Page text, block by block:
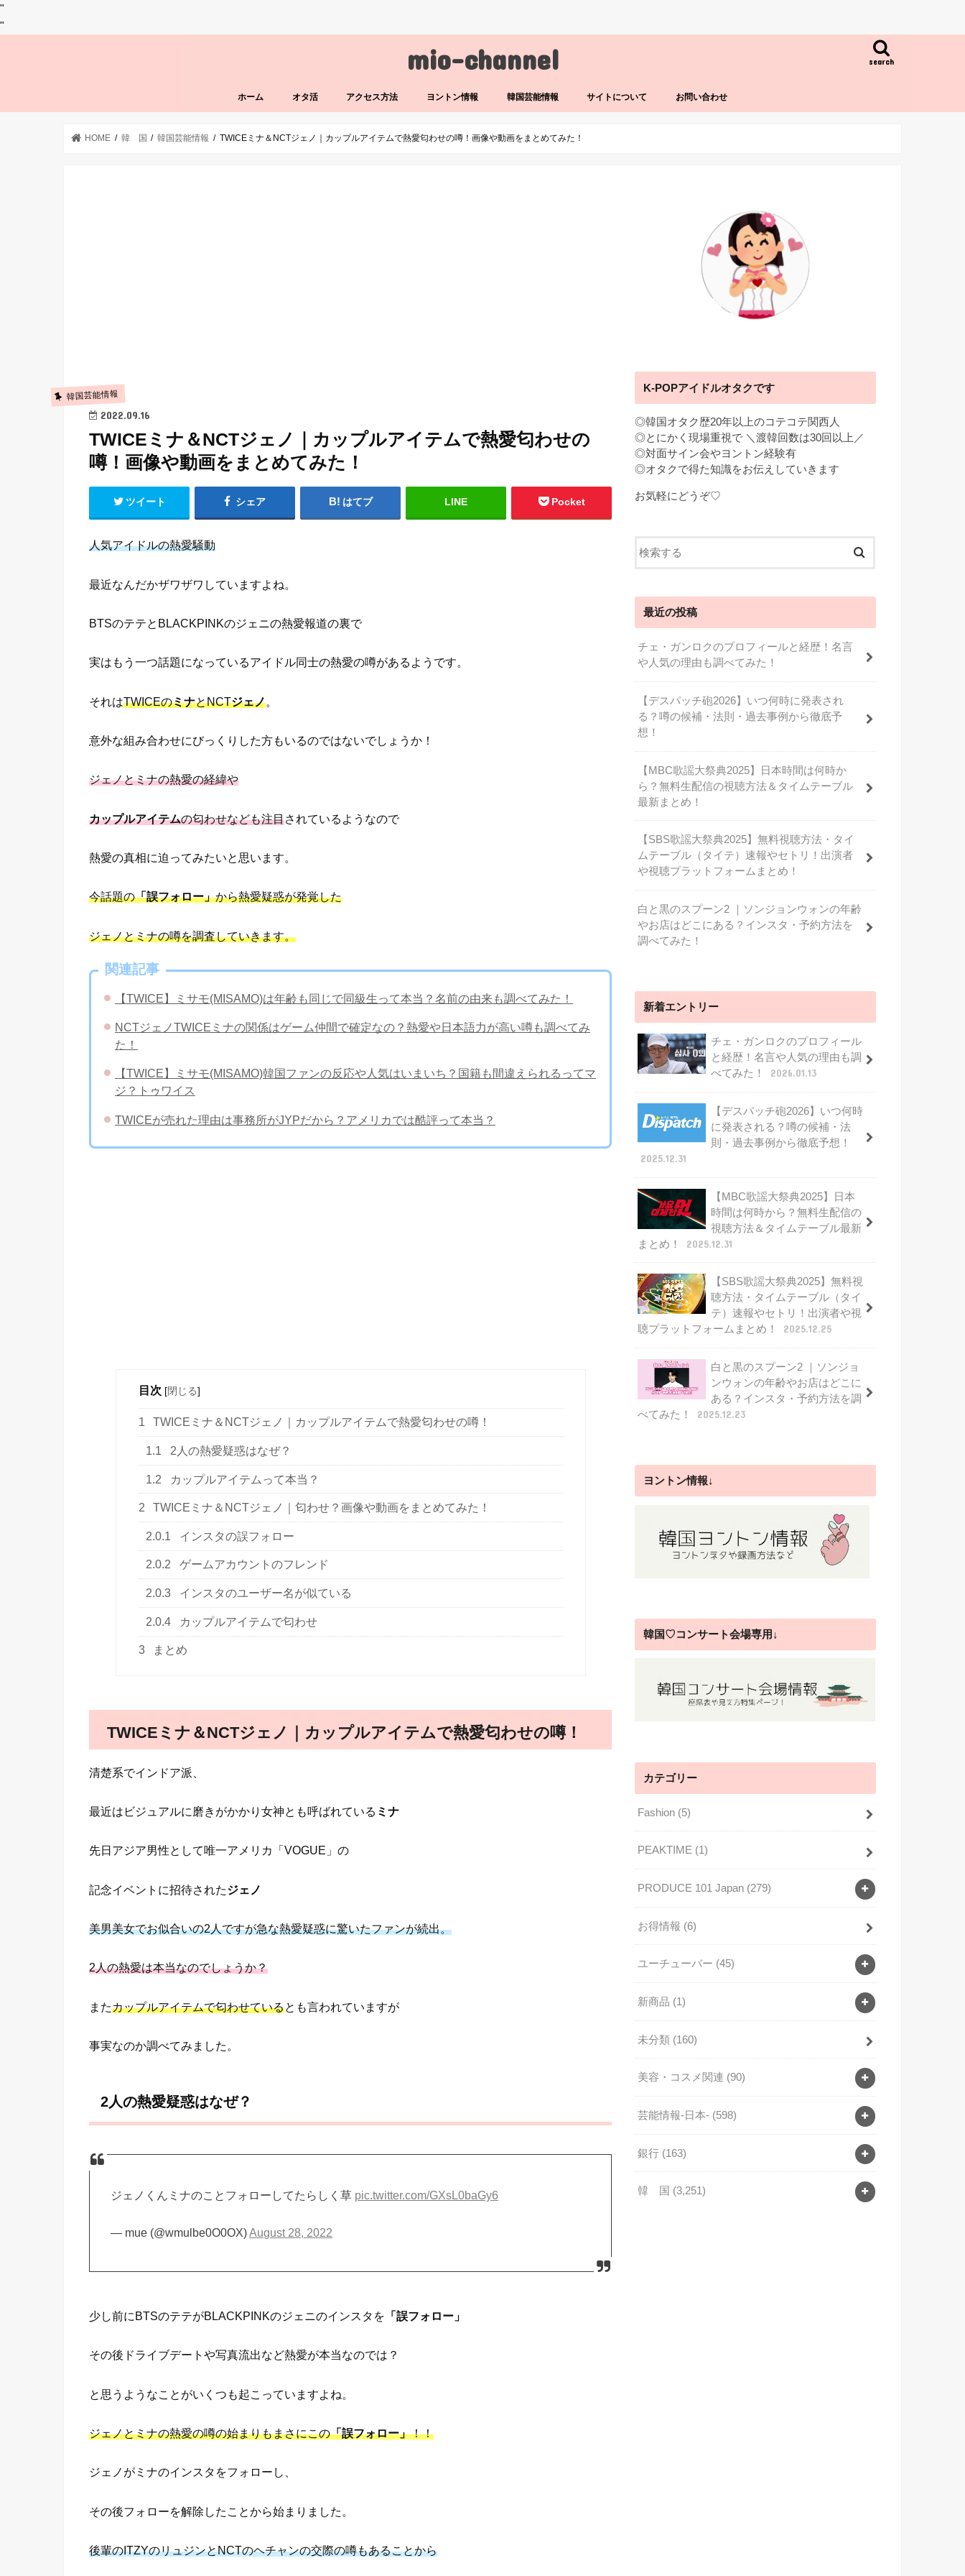
"
"
mio-channel search
ホーム オタ活 アクセス方法 ヨントン情報 韓国芸能情報 サイトについて お問い合わせ
HOME 韓 国 韓国芸能情報 TWICEミナ＆NCTジェノ｜カップルアイテムで熱愛匂わせの噂！画像や動画をまとめてみた！
韓国芸能情報
2022.09.16
TWICEミナ＆NCTジェノ｜カップルアイテムで熱愛匂わせの
噂！画像や動画をまとめてみた！
ツイート シェア はてブ LINE Pocket
人気アイドルの熱愛騒動
最近なんだかザワザワしていますよね。
BTSのテテとBLACKPINKのジェニの熱愛報道の裏で
実はもう一つ話題になっているアイドル同士の熱愛の噂があるようです。
それはTWICEのミナとNCTジェノ。
意外な組み合わせにびっくりした方もいるのではないでしょうか！
ジェノとミナの熱愛の経緯や
カップルアイテムの匂わせなども注目されているようなので
熱愛の真相に迫ってみたいと思います。
今話題の「誤フォロー」から熱愛疑惑が発覚した
ジェノとミナの噂を調査していきます。
関連記事
【TWICE】ミサモ(MISAMO)は年齢も同じで同級生って本当？名前の由来も調べてみた！
NCTジェノTWICEミナの関係はゲーム仲間で確定なの？熱愛や日本語力が高い噂も調べてみ
た！
【TWICE】ミサモ(MISAMO)韓国ファンの反応や人気はいまいち？国籍も間違えられるってマ
ジ？トゥワイス
TWICEが売れた理由は事務所がJYPだから？アメリカでは酷評って本当？
目次 [閉じる]
1 TWICEミナ＆NCTジェノ｜カップルアイテムで熱愛匂わせの噂！
1.1 2人の熱愛疑惑はなぜ？
1.2 カップルアイテムって本当？
2 TWICEミナ＆NCTジェノ｜匂わせ？画像や動画をまとめてみた！
2.0.1 インスタの誤フォロー
2.0.2 ゲームアカウントのフレンド
2.0.3 インスタのユーザー名が似ている
2.0.4 カップルアイテムで匂わせ
3 まとめ
TWICEミナ＆NCTジェノ｜カップルアイテムで熱愛匂わせの噂！
清楚系でインドア派、
最近はビジュアルに磨きがかかり女神とも呼ばれている ミナ
先日アジア男性として唯一アメリカ「VOGUE」の
記念イベントに招待されたジェノ
美男美女でお似合いの2人ですが急な熱愛疑惑に驚いたファンが続出。
2人の熱愛は本当なのでしょうか？
またカップルアイテムで匂わせているとも言われていますが
事実なのか調べてみました。
2人の熱愛疑惑はなぜ？
ジェノくんミナのことフォローしてたらしく草 pic.twitter.com/GXsL0baGy6
— mue (@wmulbe0O0OX)August 28, 2022
少し前にBTSのテテがBLACKPINKのジェニのインスタを 「誤フォロー」
その後ドライブデートや写真流出など熱愛が本当なのでは？
と思うようなことがいくつも起こっていますよね。
ジェノとミナの熱愛の噂の始まりもまさにこの「誤フォロー」！！
ジェノがミナのインスタをフォローし、
その後フォローを解除したことから始まりました。
後輩のITZYのリュジンとNCTのヘチャンの交際の噂もあることから
K-POPアイドルオタクです
◎韓国オタク歴20年以上のコテコテ関西人
◎とにかく現場重視で ＼渡韓回数は30回以上／
◎対面サイン会やヨントン経験有
◎オタクで得た知識をお伝えしていきます
お気軽にどうぞ♡
最近の投稿
チェ・ガンロクのプロフィールと経歴！名言
や人気の理由も調べてみた！
【デスパッチ砲2026】いつ何時に発表され
る？噂の候補・法則・過去事例から徹底予
想！
【MBC歌謡大祭典2025】日本時間は何時か
ら？無料生配信の視聴方法＆タイムテーブル
最新まとめ！
【SBS歌謡大祭典2025】無料視聴方法・タイ
ムテーブル（タイテ）速報やセトリ！出演者
や視聴プラットフォームまとめ！
白と黒のスプーン2 ｜ソンジョンウォンの年齢
やお店はどこにある？インスタ・予約方法を
調べてみた！
新着エントリー
チェ・ガンロクのプロフィール
と経歴！名言や人気の理由も調
べてみた！
2026.01.13
【デスパッチ砲2026】いつ何時
に発表される？噂の候補・法
則・過去事例から徹底予想！
2025.12.31
【MBC歌謡大祭典2025】日本
時間は何時から？無料生配信の
視聴方法＆タイムテーブル最新
まとめ！
2025.12.31
【SBS歌謡大祭典2025】無料視
聴方法・タイムテーブル（タイ
テ）速報やセトリ！出演者や視
聴プラットフォームまとめ！
2025.12.25
白と黒のスプーン2 ｜ソンジョ
ンウォンの年齢やお店はどこに
ある？インスタ・予約方法を調
べてみた！
2025.12.23
ヨントン情報↓
韓国♡コンサート会場専用↓
カテゴリー
Fashion (5)
PEAKTIME (1)
PRODUCE 101 Japan (279)
お得情報 (6)
ユーチューバー (45)
新商品 (1)
未分類 (160)
美容・コスメ関連 (90)
芸能情報-日本- (598)
銀行 (163)
韓 国 (3,251)